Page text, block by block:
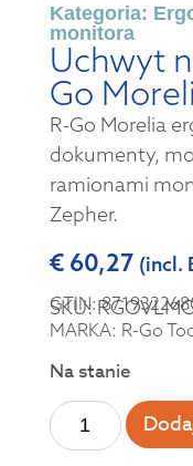
Kategoria:
monitora
Uchwyt
Go
R-Go Morelia
dokumenty,
ramionami
Zepher.
€60,27 (incl.
SKU:
GTIN:
MARKA: R-Go
Na stanie